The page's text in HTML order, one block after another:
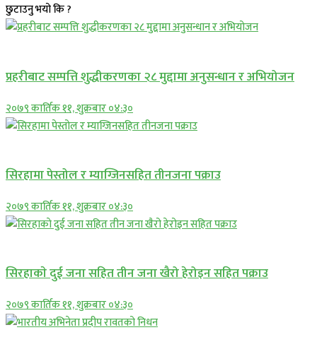
छुटाउनु भयो कि ?
प्रहरीबाट सम्पत्ति शुद्धीकरणका २८ मुद्दामा अनुसन्धान र अभियोजन
२०७९ कार्तिक ११, शुक्रबार ०४:३०
सिरहामा पेस्तोल र म्याग्जिनसहित तीनजना पक्राउ
२०७९ कार्तिक ११, शुक्रबार ०४:३०
सिरहाकाे दुई जना सहित तीन जना खैरो हेरोइन सहित पक्राउ
२०७९ कार्तिक ११, शुक्रबार ०४:३०